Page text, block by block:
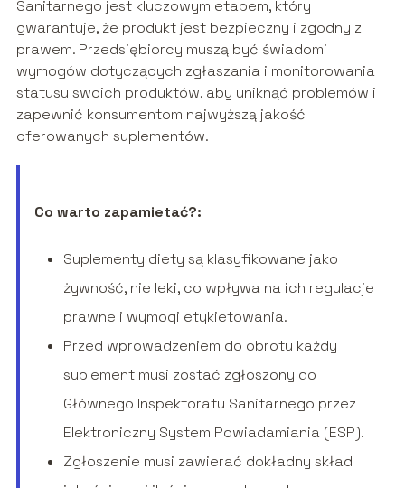
Sanitarnego jest kluczowym etapem, który
gwarantuje, że produkt jest bezpieczny i zgodny z
prawem. Przedsiębiorcy muszą być świadomi
wymogów dotyczących zgłaszania i monitorowania
statusu swoich produktów, aby uniknąć problemów i
zapewnić konsumentom najwyższą jakość
oferowanych suplementów.
Co warto zapamietać?:
Suplementy diety są klasyfikowane jako
żywność, nie leki, co wpływa na ich regulacje
prawne i wymogi etykietowania.
Przed wprowadzeniem do obrotu każdy
suplement musi zostać zgłoszony do
Głównego Inspektoratu Sanitarnego przez
Elektroniczny System Powiadamiania (ESP).
Zgłoszenie musi zawierać dokładny skład